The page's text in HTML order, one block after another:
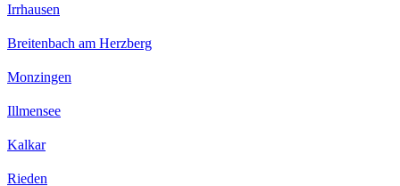
Irrhausen
Breitenbach am Herzberg
Monzingen
Illmensee
Kalkar
Rieden